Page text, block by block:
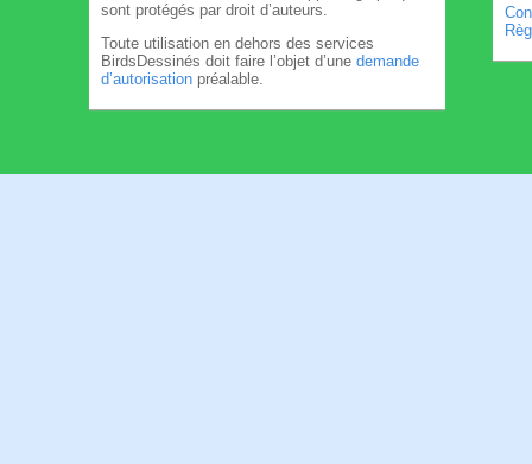
sont protégés par droit d’auteurs.
Toute utilisation en dehors des services
BirdsDessinés doit faire l’objet d’une demande
d’autorisation préalable.